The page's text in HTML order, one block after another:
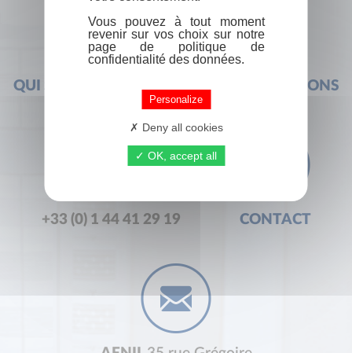
QUI SOMMES-NOUS ? FOIRE AUX QUESTIONS
+33 (0) 1 44 41 29 19 CONTACT
Vous pouvez à tout moment
revenir sur vos choix sur notre
page de politique de
confidentialité des données.
Personalize
Deny all cookies
OK, accept all